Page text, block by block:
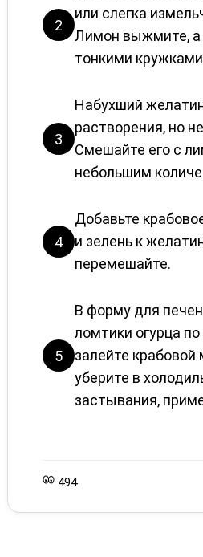
2
или слегка
Лимон выжмите, а
тонкими
3
Набухший
растворения, но
Смешайте его с
небольшим
4
Добавьте
и зелень к
перемешайте.
5
В форму для
ломтики огурца
залейте крабовой
уберите в
застывания,
494